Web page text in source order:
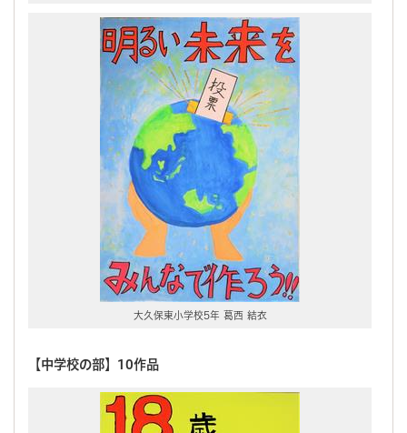
大久保東小学校5年 葛西 結衣
【中学校の部】10作品